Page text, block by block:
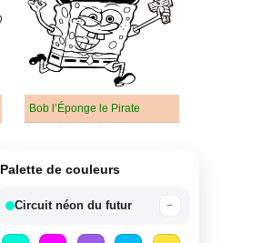
Bob l’Éponge le Pirate
Palette de couleurs
Circuit néon du futur −